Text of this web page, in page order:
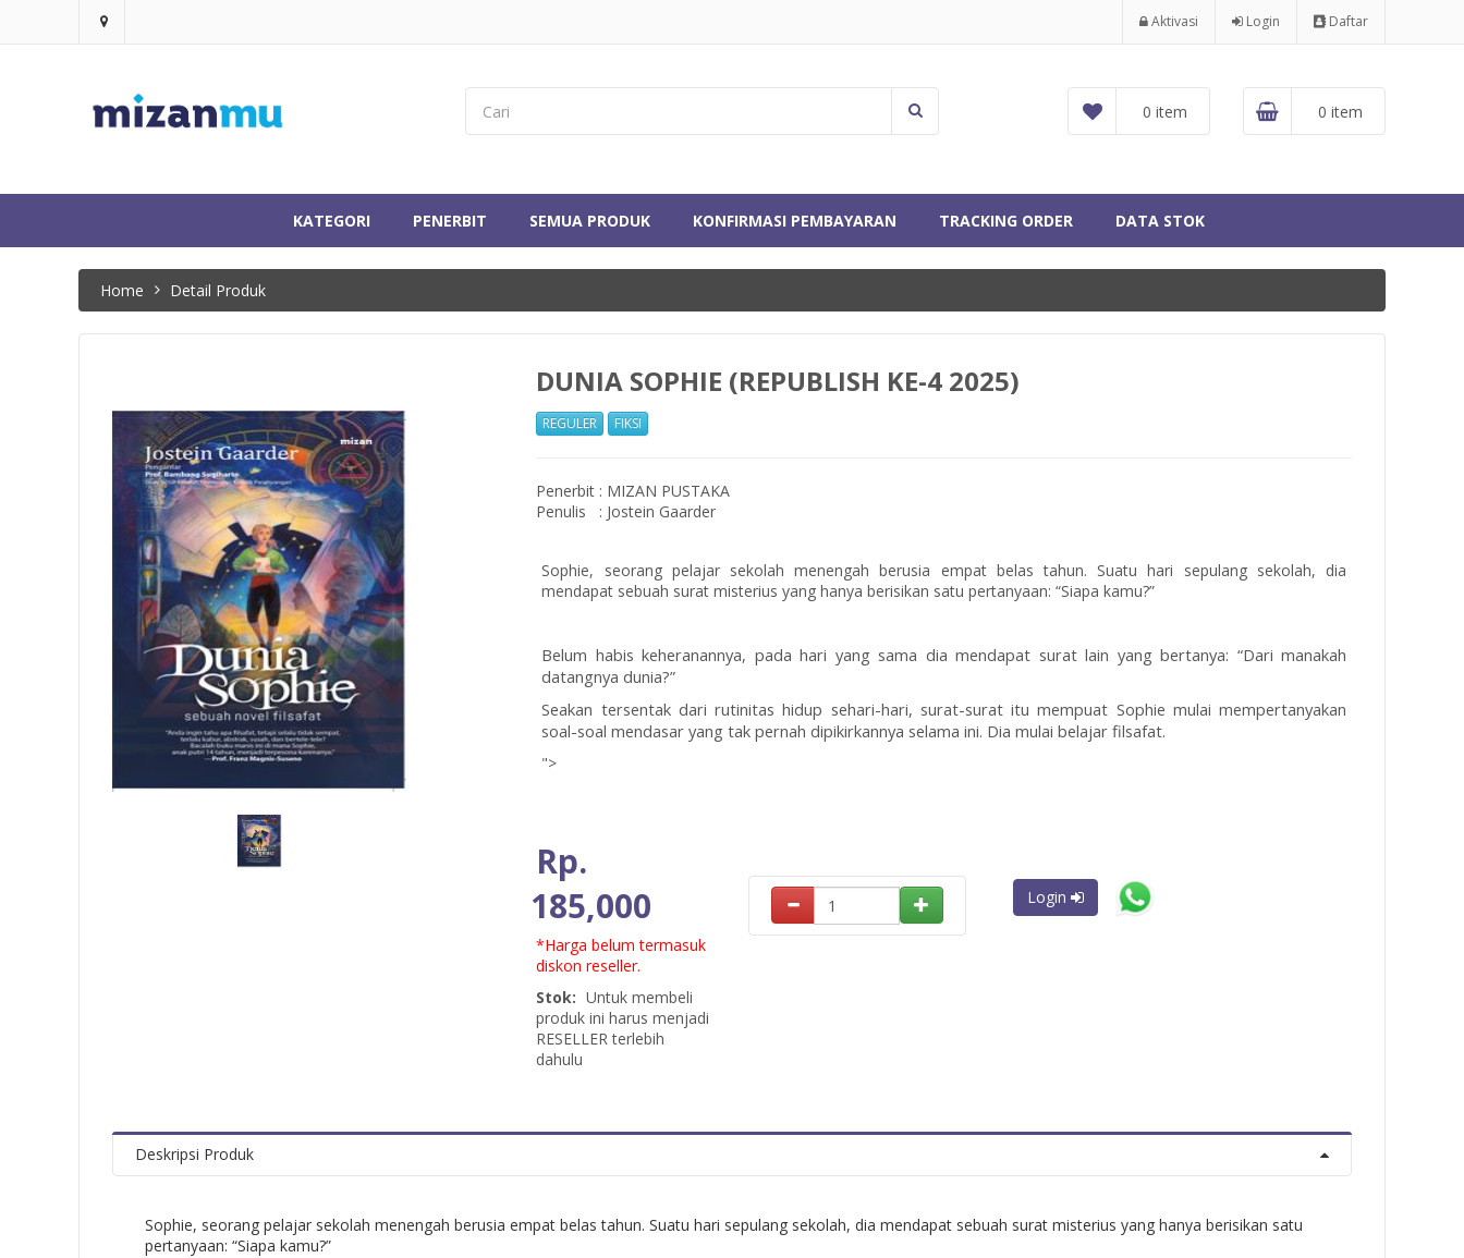
Aktivasi Login Daftar
0 item 0 item
KATEGORI PENERBIT SEMUA PRODUK KONFIRMASI PEMBAYARAN TRACKING ORDER DATA STOK
Home Detail Produk
DUNIA SOPHIE (REPUBLISH KE-4 2025)
REGULER FIKSI
Penerbit : MIZAN PUSTAKA
Penulis
: Jostein Gaarder
Sophie, seorang pelajar sekolah menengah berusia empat belas tahun. Suatu hari sepulang sekolah, dia
mendapat sebuah surat misterius yang hanya berisikan satu pertanyaan: “Siapa kamu?”
Belum habis keheranannya, pada hari yang sama dia mendapat surat lain yang bertanya: “Dari manakah
datangnya dunia?”
Seakan tersentak dari rutinitas hidup sehari-hari, surat-surat itu mempuat Sophie mulai mempertanyakan
soal-soal mendasar yang tak pernah dipikirkannya selama ini. Dia mulai belajar filsafat.
">
Rp.
185,000
*Harga belum termasuk
diskon reseller.
Stok: Untuk membeli
produk ini harus menjadi
RESELLER terlebih
dahulu
Login
Deskripsi Produk
Sophie, seorang pelajar sekolah menengah berusia empat belas tahun. Suatu hari sepulang sekolah, dia mendapat sebuah surat misterius yang hanya berisikan satu
pertanyaan: “Siapa kamu?”